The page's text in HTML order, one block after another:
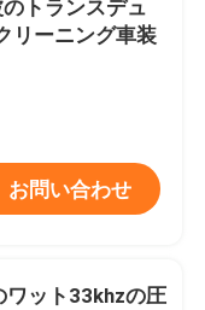
トランスデュ
リーニング車装
お問い合わせ
ワット33khzの圧